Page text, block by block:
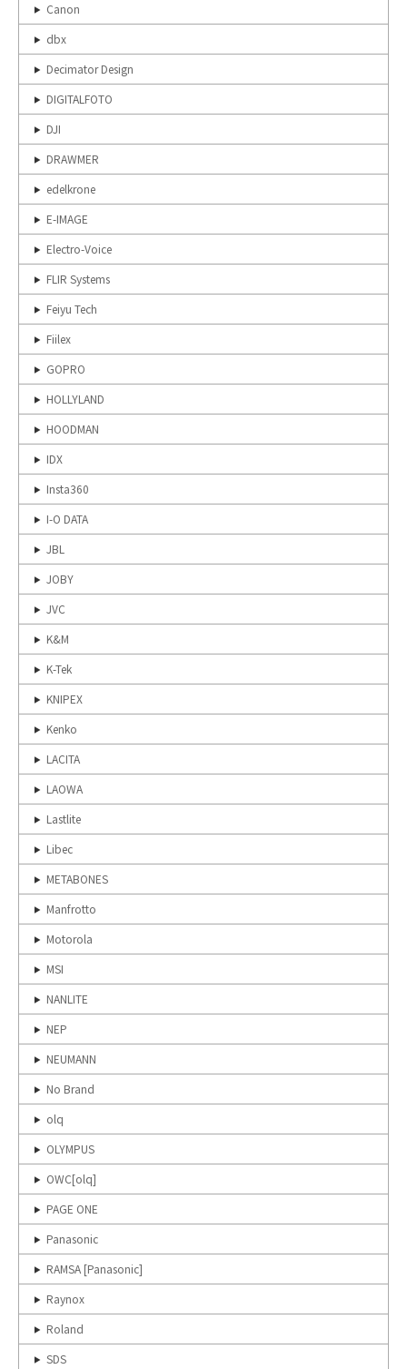
Canon
dbx
Decimator Design
DIGITALFOTO
DJI
DRAWMER
edelkrone
E-IMAGE
Electro-Voice
FLIR Systems
Feiyu Tech
Fiilex
GOPRO
HOLLYLAND
HOODMAN
IDX
Insta360
I-O DATA
JBL
JOBY
JVC
K&M
K-Tek
KNIPEX
Kenko
LACITA
LAOWA
Lastlite
Libec
METABONES
Manfrotto
Motorola
MSI
NANLITE
NEP
NEUMANN
No Brand
olq
OLYMPUS
OWC[olq]
PAGE ONE
Panasonic
RAMSA [Panasonic]
Raynox
Roland
SDS